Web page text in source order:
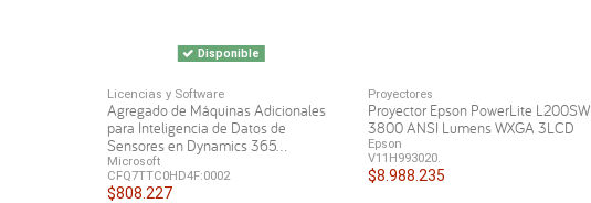
Disponible
Licencias y Software
Agregado de Máquinas Adicionales
para Inteligencia de Datos de
Sensores en Dynamics 365...
Microsoft
CFQ7TTC0HD4F:0002
$808.227
Proyectores
Proyector Epson PowerLite L200SW
3800 ANSI Lumens WXGA 3LCD
Epson
V11H993020.
$8.988.235